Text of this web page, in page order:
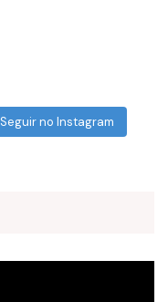
Seguir no Instagram